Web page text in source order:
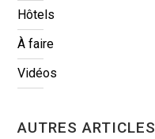
Hôtels
À faire
Vidéos
AUTRES ARTICLES